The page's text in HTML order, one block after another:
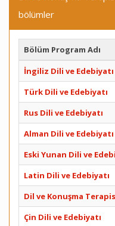
bölümler
Bölüm Program Adı
İngiliz Dili ve Edebiyatı
Türk Dili ve Edebiyatı
Rus Dili ve Edebiyatı
Alman Dili ve Edebiyatı
Eski Yunan Dili ve
Latin Dili ve Edebiyatı
Dil ve Konuşma
Çin Dili ve Edebiyatı